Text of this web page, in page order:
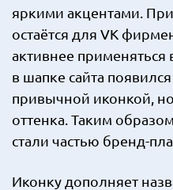
яркими акцентами.
остаётся для VK
активнее
в шапке сайта
привычной иконкой,
оттенка. Таким
стали частью бренд-
Иконку дополняет